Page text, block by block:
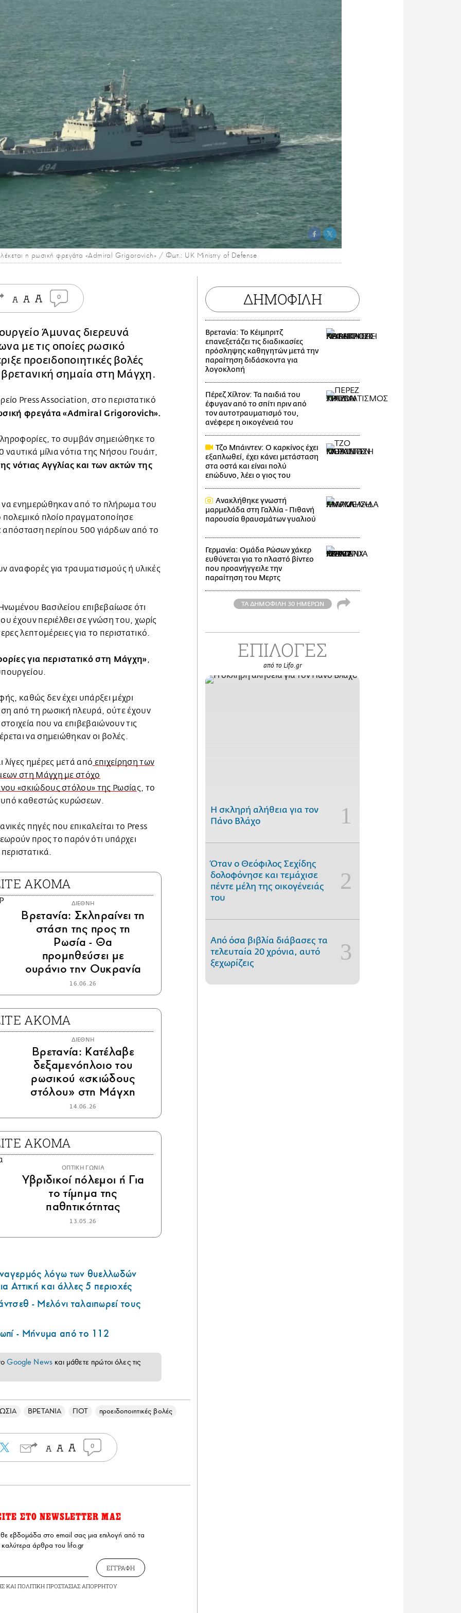
η ρωσική φρεγάτα «Admiral Grigorovich» / Φωτ.: UK Ministry of Defense
0
Άμυνας διερευνά
με τις οποίες ρωσικό
προειδοποιητικές βολές
βρετανική σημαία στη Μάγχη.
Press Association, στο περιστατικό
φρεγάτα «Admiral Grigorovich».
το συμβάν σημειώθηκε το
ναυτικά μίλια νότια της Νήσου Γουάιτ,
νότιας Αγγλίας και των ακτών της
να ενημερώθηκαν από το πλήρωμα του
πολεμικό πλοίο πραγματοποίησε
απόσταση περίπου 500 γιάρδων από το
αναφορές για τραυματισμούς ή υλικές
Βασιλείου επιβεβαίωσε ότι
έχουν περιέλθει σε γνώση του, χωρίς
λεπτομέρειες για το περιστατικό.
για περιστατικό στη Μάγχη»,
καθώς δεν έχει υπάρξει μέχρι
από τη ρωσική πλευρά, ούτε έχουν
που να επιβεβαιώνουν τις
να σημειώθηκαν οι βολές.
λίγες ημέρες μετά από επιχείρηση των
στη Μάγχη με στόχο
«σκιώδους στόλου» της Ρωσίας, το
υπό καθεστώς κυρώσεων.
πηγές που επικαλείται το Press
προς το παρόν ότι υπάρχει
ΑΚΟΜΑ
ΔΙΕΘΝΗ
Βρετανία: Σκληραίνει τη
στάση της προς τη
Ρωσία - Θα
προμηθεύσει με
ουράνιο την Ουκρανία
16.06.26
ΑΚΟΜΑ
ΔΙΕΘΝΗ
Βρετανία: Κατέλαβε
δεξαμενόπλοιο του
ρωσικού «σκιώδους
στόλου» στη Μάγχη
14.06.26
ΑΚΟΜΑ
ΟΠΤΙΚΗ ΓΩΝΙΑ
Υβριδικοί πόλεμοι ή Για
το τίμημα της
παθητικότητας
13.05.26
λόγω των θυελλωδών
Αττική και άλλες 5 περιοχές
- Μελόνι ταλαιπωρεί τους
- Μήνυμα από το 112
Google News και μάθετε πρώτοι όλες τις
ΒΡΕΤΑΝΙΑ ΓΙΟΤ προειδοποιητικές βολές
0
ΣΤΟ NEWSLETTER ΜΑΣ
εβδομάδα στο email σας μια επιλογή από τα
καλύτερα άρθρα του lifo.gr
ΕΓΓΡΑΦΗ
ΚΑΙ ΠΟΛΙΤΙΚΗ ΠΡΟΣΤΑΣΙΑΣ ΑΠΟΡΡΗΤΟΥ
ΔΗΜΟΦΙΛΗ
Βρετανία: Το Κέιμπριτζ
επανεξετάζει τις διαδικασίες
πρόσληψης καθηγητών μετά την
παραίτηση διδάσκοντα για
λογοκλοπή
Πέρεζ Χίλτον: Τα παιδιά του
έφυγαν από το σπίτι πριν από
τον αυτοτραυματισμό του,
ανέφερε η οικογένειά του
Τζο Μπάιντεν: Ο καρκίνος έχει
εξαπλωθεί, έχει κάνει μετάσταση
στα οστά και είναι πολύ
επώδυνο, λέει ο γιος του
Ανακλήθηκε γνωστή
μαρμελάδα στη Γαλλία - Πιθανή
παρουσία θραυσμάτων γυαλιού
Γερμανία: Ομάδα Ρώσων χάκερ
ευθύνεται για το πλαστό βίντεο
που προανήγγειλε την
παραίτηση του Μερτς
ΤΑ ΔΗΜΟΦΙΛΗ 30 ΗΜΕΡΩΝ
ΕΠΙΛΟΓΕΣ
από το Lifo.gr
H σκληρή αλήθεια για τον
Πάνο Βλάχο
Όταν ο Θεόφιλος Σεχίδης
δολοφόνησε και τεμάχισε
πέντε μέλη της οικογένειάς
του
Από όσα βιβλία διάβασες τα
τελευταία 20 χρόνια, αυτό
ξεχωρίζεις